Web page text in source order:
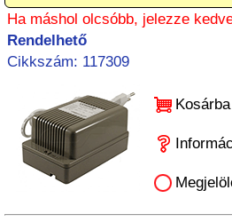
Ha máshol olcsóbb, jelezze
Rendelhető
Cikkszám: 117309
Kosárba